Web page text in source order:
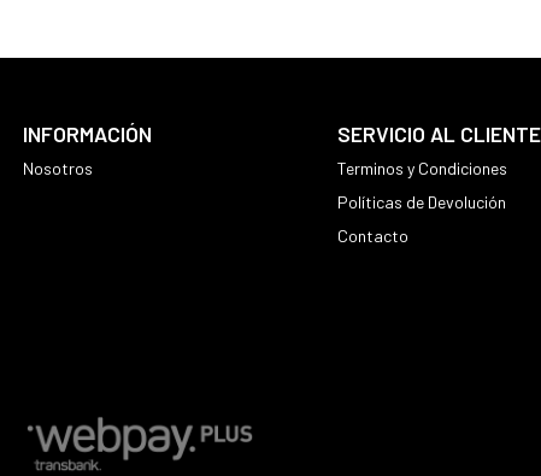
INFORMACIÓN
Nosotros
SERVICIO AL CLIENTE
Terminos y Condiciones
Políticas de Devolución
Contacto